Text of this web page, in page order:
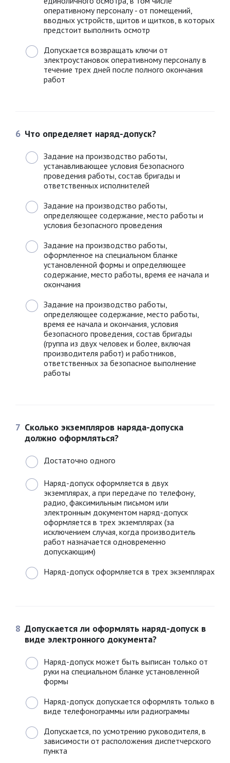
оперативному персоналу - от помещений,
вводных устройств, щитов и щитков, в которых
предстоит выполнить осмотр
Допускается возвращать ключи от
электроустановок оперативному персоналу в
течение трех дней после полного окончания
работ
6 Что определяет наряд-допуск?
Задание на производство работы,
устанавливающее условия безопасного
проведения работы, состав бригады и
ответственных исполнителей
Задание на производство работы,
определяющее содержание, место работы и
условия безопасного проведения
Задание на производство работы,
оформленное на специальном бланке
установленной формы и определяющее
содержание, место работы, время ее начала и
окончания
Задание на производство работы,
определяющее содержание, место работы,
время ее начала и окончания, условия
безопасного проведения, состав бригады
(группа из двух человек и более, включая
производителя работ) и работников,
ответственных за безопасное выполнение
работы
7 Сколько экземпляров наряда-допуска
должно оформляться?
Достаточно одного
Наряд-допуск оформляется в двух
экземплярах, а при передаче по телефону,
радио, факсимильным письмом или
электронным документом наряд-допуск
оформляется в трех экземплярах (за
исключением случая, когда производитель
работ назначается одновременно
допускающим)
Наряд-допуск оформляется в трех экземплярах
8 Допускается ли оформлять наряд-допуск в
виде электронного документа?
Наряд-допуск может быть выписан только от
руки на специальном бланке установленной
формы
Наряд-допуск допускается оформлять только в
виде телефонограммы или радиограммы
Допускается, по усмотрению руководителя, в
зависимости от расположения диспетчерского
пункта